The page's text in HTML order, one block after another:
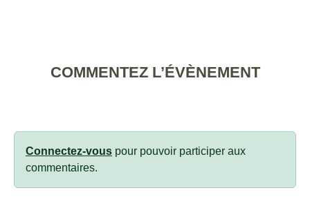
COMMENTEZ L’ÉVÈNEMENT
Connectez-vous pour pouvoir participer aux
commentaires.